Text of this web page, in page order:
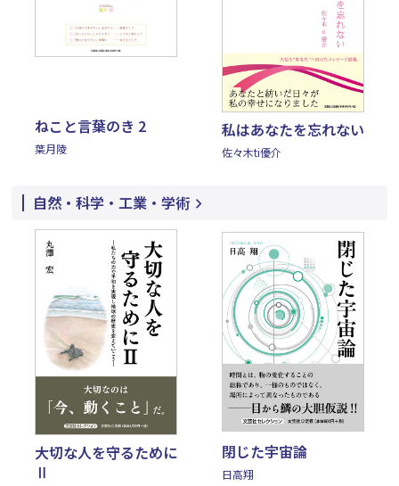
ねこと言葉のき 2
葉月陵
私はあなたを忘れない
佐々木ti優介
自然・科学・工業・学術
大切な人を守るために
Ⅱ
閉じた宇宙論
日高翔